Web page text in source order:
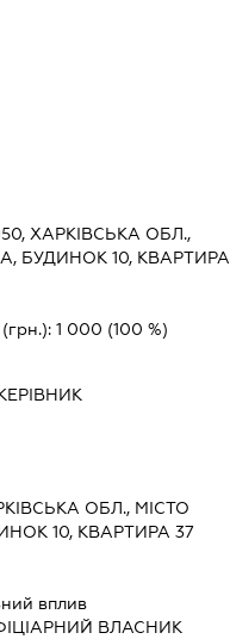
ХАРКІВСЬКА ОБЛ.,
БУДИНОК 10, КВАРТИРА
1 000 (100 %)
ОБЛ., МІСТО
10, КВАРТИРА 37
вплив
ВЛАСНИК